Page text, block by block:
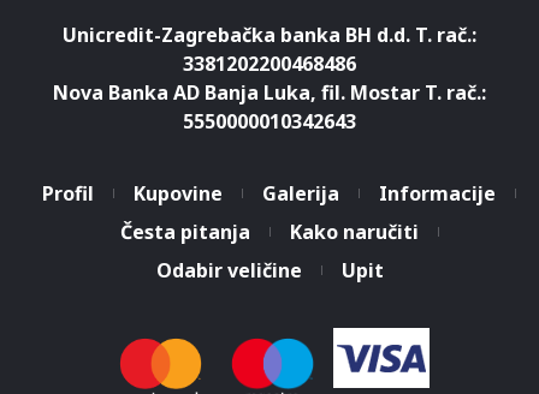
Koristimo kolačiće za pružanje
boljeg korisničkog iskustva.
korištenja.
Saznaj više
Unicredit-Zagrebačka banka BH d.d. T. rač.:
3381202200468486
Nova Banka AD Banja Luka, fil. Mostar T. rač.:
5550000010342643
Profil Kupovine Galerija
Informacije
Česta pitanja
Kako naručiti
Odabir veličine
Upit